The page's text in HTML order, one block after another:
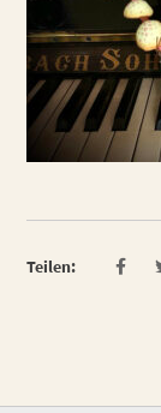
Teilen: